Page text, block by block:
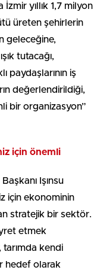
yıllık 1,7 milyon
üreten şehirlerin
geleceğine,
tutacağı,
paydaşlarının iş
değerlendirildiği,
bir organizasyon”
için önemli
Işınsu
için ekonominin
stratejik bir sektör.
etmek
tarımda kendi
hedef olarak